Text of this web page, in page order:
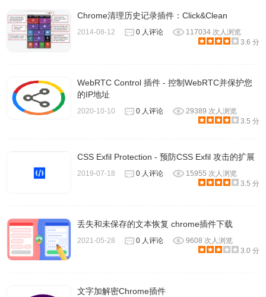
1.https everywhere插件与某些其他chrome插件一起使用时
可能会有冲突，目前有网友反映跟local cdn一起使用时有冲
2.如果https everywhere插件导致站点看起来怪异或中断，可
以使用屏幕右上角的地址栏中的按钮禁用该站点。
everywhere
目前正处于测试阶段，由于网站的HTTPS支持错
有时网页会看起来怪异，他们的不安全部分删除。点击盾会
https everywhere联系方式
内容由www.eff.org提供
Chrome清理历史记录插件：Click&Clean
2014-08-12 0 人评论
117034 次人浏览
3.6 分
WebRTC Control 插件 - 控制WebRTC并保护您
的IP地址
2020-10-10 0 人评论
29389 次人浏览
3.5 分
CSS Exfil Protection - 预防CSS Exfil 攻击的扩展
2019-07-18 0 人评论
15955 次人浏览
3.5 分
丢失和未保存的文本恢复 chrome插件下载
2021-05-28 0 人评论
9608 次人浏览
3.0 分
文字加解密Chrome插件